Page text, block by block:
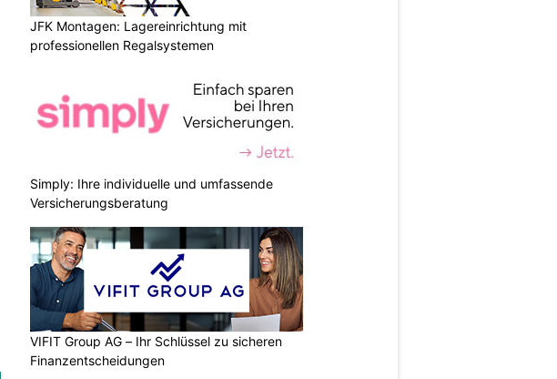
JFK Montagen: Lagereinrichtung mit
professionellen Regalsystemen
Simply: Ihre individuelle und umfassende
Versicherungsberatung
VIFIT Group AG – Ihr Schlüssel zu sicheren
Finanzentscheidungen